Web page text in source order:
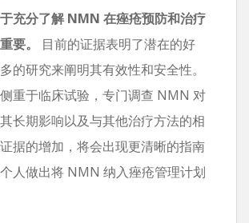
充分了解 NMN 在痤疮预防和治疗
要。
目前的证据表明了潜在的好
的研究来阐明其有效性和安全性。
重于临床试验，专门调查 NMN 对
长期影响以及与其他治疗方法的相
据的增加，将会出现更清晰的指南
人做出将 NMN 纳入痤疮管理计划